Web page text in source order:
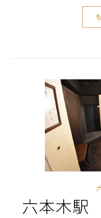
六本木